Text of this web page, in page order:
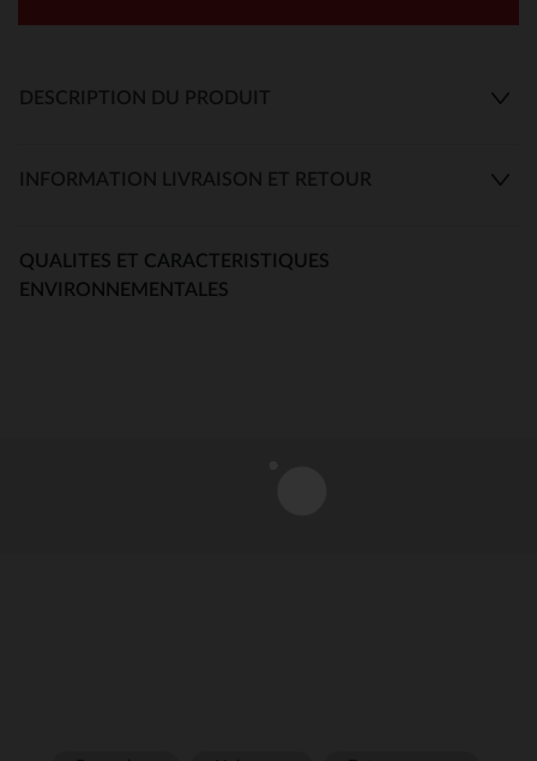
DESCRIPTION DU PRODUIT
INFORMATION LIVRAISON ET RETOUR
QUALITES ET CARACTERISTIQUES
ENVIRONNEMENTALES